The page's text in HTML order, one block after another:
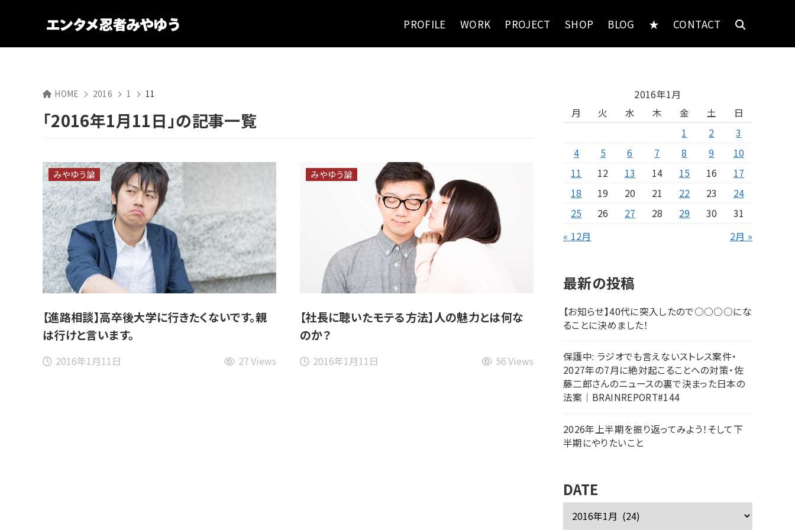
PROFILE WORK PROJECT SHOP BLOG ★ CONTACT
HOME 2016 1 11
「2016年1月11日」の記事一覧
【進路相談】高卒後大学に行きたくないです。親
は行けと言います。
2016年1月11日
みやゆう論
27 Views
【社長に聴いたモテる方法】人の魅力とは何な
のか？
2016年1月11日
みやゆう論
56 Views
2016年1月
月
火 水 木 金 土
日
1
2
3
4
5 6 7 8 9
10
11
12 13 14 15 16
17
18
19 20 21 22 23
24
25
26 27 28 29 30
31
« 12月
2月 »
最新の投稿
【お知らせ】40代に突入したので○○○○にな
ることに決めました！
保護中: ラジオでも言えないストレス案件・
2027年の7月に絶対起こることへの対策・佐
藤二郎さんのニュースの裏で決まった日本の
法案｜BRAINREPORT#144
2026年上半期を振り返ってみよう！そして下
半期にやりたいこと
DATE